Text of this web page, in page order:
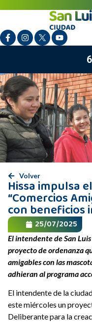
Volver
Hissa impulsa
“Comercios
con beneficios
25/07/2025
El intendente de San
proyecto de ordenanza
amigables con las
adhieran al programa
El intendente de la
este miércoles un
Deliberante para la